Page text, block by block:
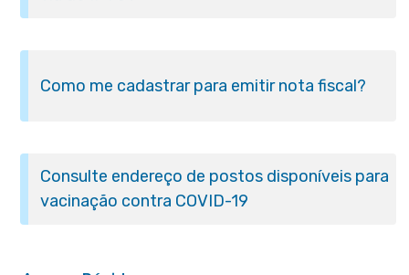
Como me cadastrar para emitir nota fiscal?
Consulte endereço de postos disponíveis para
vacinação contra COVID-19